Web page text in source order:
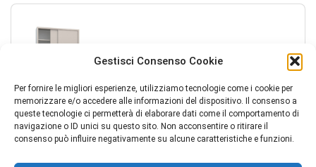
Gestisci Consenso Cookie
Per fornire le migliori esperienze, utilizziamo tecnologie come i cookie per
memorizzare e/o accedere alle informazioni del dispositivo. Il consenso a
queste tecnologie ci permetterà di elaborare dati come il comportamento di
navigazione o ID unici su questo sito. Non acconsentire o ritirare il
consenso può influire negativamente su alcune caratteristiche e funzioni.
4+4 ripiani
0